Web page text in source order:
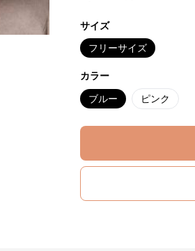
サイズ
フリーサイズ
カラー
ブルー ピンク